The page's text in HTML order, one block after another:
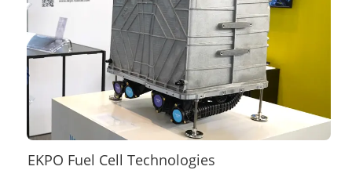
EKPO Fuel Cell Technologies